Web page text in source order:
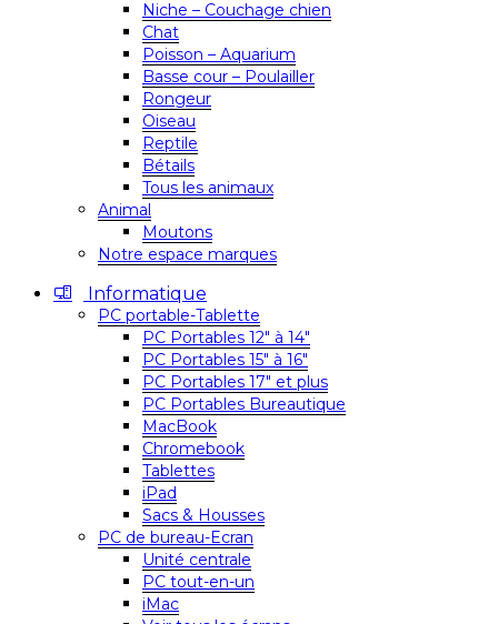
Niche – Couchage chien
Chat
Poisson – Aquarium
Basse cour – Poulailler
Rongeur
Oiseau
Reptile
Bétails
Tous les animaux
Animal
Moutons
Notre espace marques
Informatique
PC portable-Tablette
PC Portables 12″ à 14″
PC Portables 15″ à 16″
PC Portables 17″ et plus
PC Portables Bureautique
MacBook
Chromebook
Tablettes
iPad
Sacs & Housses
PC de bureau-Ecran
Unité centrale
PC tout-en-un
iMac